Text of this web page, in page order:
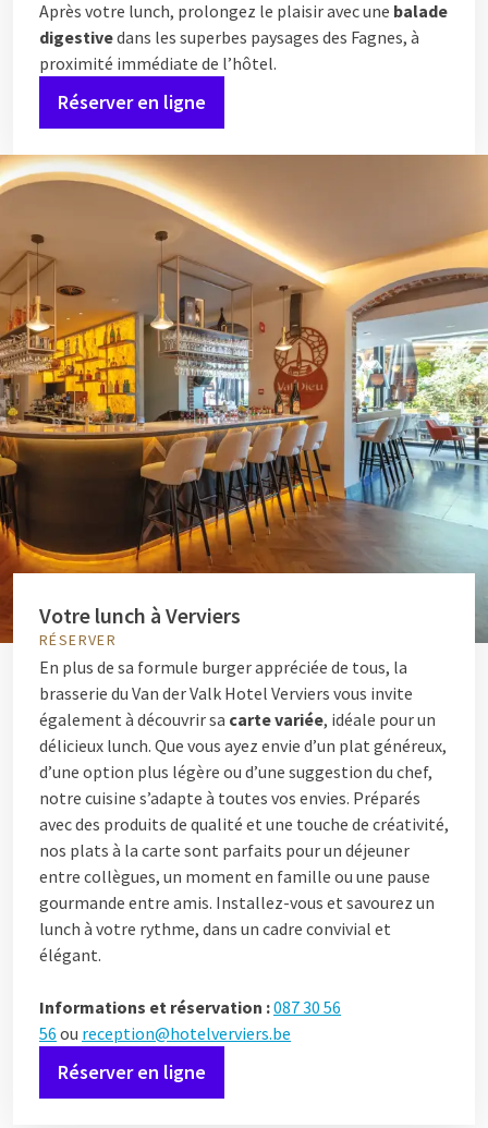
Après votre lunch, prolongez le plaisir avec une balade
digestivedans les superbes paysages des Fagnes, à
proximité immédiate de l’hôtel.
Réserver en ligne
Votre lunch à Verviers
RÉSERVER
En plus de sa formule burger appréciée de tous, la
brasserie du Van der Valk Hotel Verviers vous invite
également à découvrir sa carte variée, idéale pour un
délicieux lunch. Que vous ayez envie d’un plat généreux,
d’une option plus légère ou d’une suggestion du chef,
notre cuisine s’adapte à toutes vos envies. Préparés
avec des produits de qualité et une touche de créativité,
nos plats à la carte sont parfaits pour un déjeuner
entre collègues, un moment en famille ou une pause
gourmande entre amis. Installez-vous et savourez un
lunch à votre rythme, dans un cadre convivial et
élégant.
Informations et réservation :087 30 56
56 ou reception@hotelverviers.be
Réserver en ligne